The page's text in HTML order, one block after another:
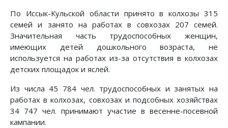
По Иссык-Кульской области принято в колхозы 315
семей и занято на работах в совхозах 207 семей.
Значительная часть трудоспособных женщин,
имеющих детей дошкольного возраста, не
используется на работах из-за отсутствия в колхозах
детских площадок и яслей.
Из числа 45 784 чел. трудоспособных и занятых на
работах в колхозах, совхозах и подсобных хозяйствах
34 747 чел. принимают участие в весенне-посевной
кампании.